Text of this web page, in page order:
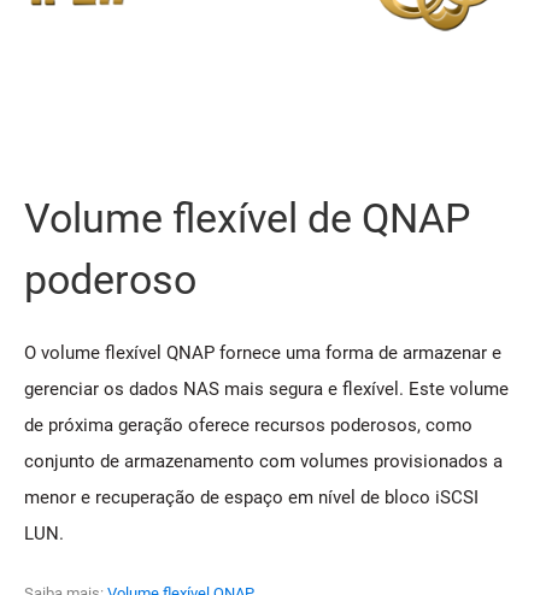
Volume flexível de QNAP
poderoso
O volume flexível QNAP fornece uma forma de armazenar e
gerenciar os dados NAS mais segura e flexível. Este volume
de próxima geração oferece recursos poderosos, como
conjunto de armazenamento com volumes provisionados a
menor e recuperação de espaço em nível de bloco iSCSI
LUN.